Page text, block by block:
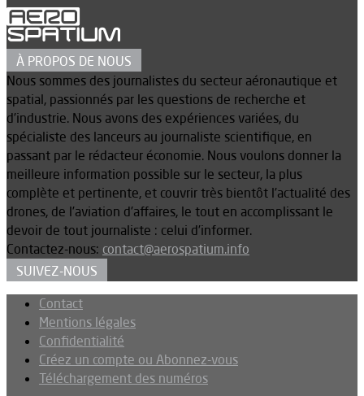
À PROPOS DE NOUS
Nous sommes des journalistes du secteur aéronautique et
spatial, passionnés par les questions de recherche et
d’industrie. Nous avons des expériences variées, du
spécialiste des lanceurs au journaliste scientifique, en
passant par le rédacteur économie. Nous voulons donner la
meilleure information possible sur le secteur, la plus
complète et pertinente, et couvrir très bientôt l’actualité des
drones, de l’aviation d’affaires, le tout en accomplissant le
devoir de tout journaliste : celui d’informer.
Contactez-nous: contact@aerospatium.info
SUIVEZ-NOUS
Contact
Mentions légales
Confidentialité
Créez un compte ou Abonnez-vous
Téléchargement des numéros